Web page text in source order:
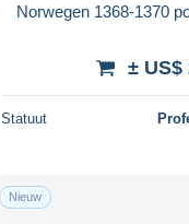
Norwegen 1368-1370
± US$
Statuut
Nieuw